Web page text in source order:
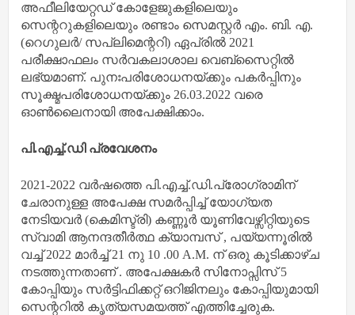
അഫീലിയേറ്റഡ് കോളേജുകളിലെയും
സെന്ററുകളിലെയും രണ്ടാം സെമസ്റ്റർ എം. ബി. എ.
(റെഗുലർ/ സപ്ലിമെന്ററി) ഏപ്രിൽ 2021
പരീക്ഷാഫലം സർവകലാശാല വെബ്സൈറ്റിൽ
ലഭ്യമാണ്. പുനഃപരിശോധനയ്ക്കും പകർപ്പിനും
സൂക്ഷ്മപരിശോധനയ്ക്കും 26.03.2022 വരെ
ഓൺലൈനായി അപേക്ഷിക്കാം.
പി.എച്ച്.ഡി പ്രവേശനം
2021-2022 വർഷത്തെ പി.എച്ച്.ഡി.പ്രോഗ്രാമിന്
ചേരാനുള്ള അപേക്ഷ സമർപ്പിച്ച് യോഗ്യത
നേടിയവർ (കെമിസ്ട്രി) കണ്ണൂർ യൂണിവേഴ്സിറ്റിയുടെ
സ്വാമി ആനന്ദതീർത്ഥ ക്യാമ്പസ് , പയ്യന്നൂരിൽ
വച്ച് 2022 മാർച്ച് 21 നു 10 .00 A.M. ന് ഒരു കൂടിക്കാഴ്ച
നടത്തുന്നതാണ് . അപേക്ഷകർ സിനോപ്സിസ് 5
കോപ്പിയും സർട്ടിഫിക്കറ്റ് ഒറിജിനലും കോപ്പിയുമായി
സെന്ററിൽ കൃത്യസമയത്ത് എത്തിച്ചേരുക.